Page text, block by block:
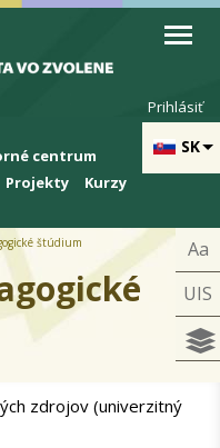
SK
Prihlásiť
centrum
Projekty
Kurzy
Aa
UIS
štúdium
zdrojov (univerzitný